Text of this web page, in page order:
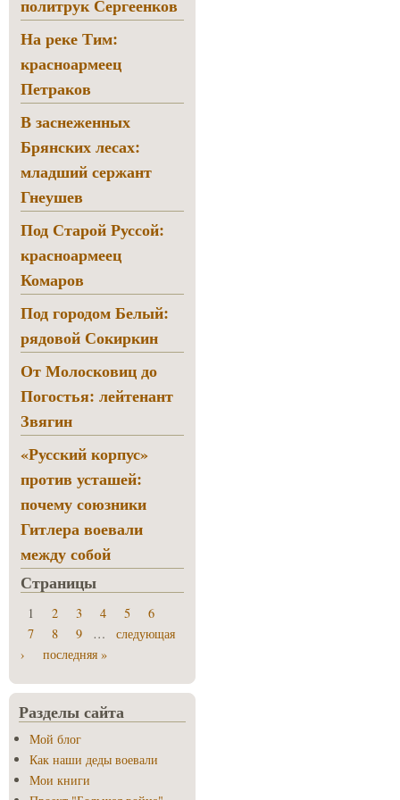
политрук Сергеенков
На реке Тим:
красноармеец
Петраков
В заснеженных
Брянских лесах:
младший сержант
Гнеушев
Под Старой Руссой:
красноармеец
Комаров
Под городом Белый:
рядовой Сокиркин
От Молосковиц до
Погостья: лейтенант
Звягин
«Русский корпус»
против усташей:
почему союзники
Гитлера воевали
между собой
Страницы
1 2 3 4 5
6
7
8 9 …
следующая
›
последняя »
Разделы сайта
Мой блог
Как наши деды воевали
Мои книги